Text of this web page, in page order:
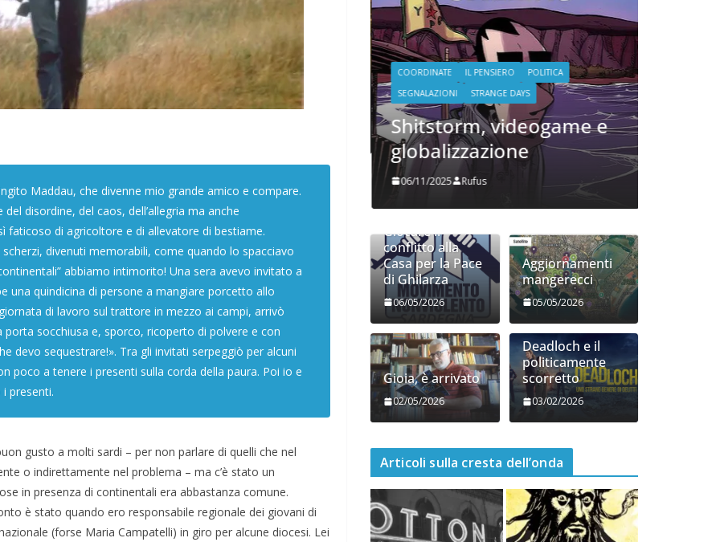
Maddau, che divenne mio grande amico e compare.
disordine, del caos, dell’allegria ma anche
faticoso di agricoltore e di allevatore di bestiame.
divenuti memorabili, come quando lo spacciavo
abbiamo intimorito! Una sera avevo invitato a
una quindicina di persone a mangiare porcetto allo
di lavoro sul trattore in mezzo ai campi, arrivò
socchiusa e, sporco, ricoperto di polvere e con
devo sequestrare!». Tra gli invitati serpeggiò per alcuni
poco a tenere i presenti sulla corda della paura. Poi io e
presenti.
gusto a molti sardi – per non parlare di quelli che nel
o indirettamente nel problema – ma c’è stato un
in presenza di continentali era abbastanza comune.
è stato quando ero responsabile regionale dei giovani di
(forse Maria Campatelli) in giro per alcune diocesi. Lei
COORDINATE IL PENSIERO
OPINIONI
POLITICA
TESTI
Indiani e pionieri
COORDINATE IL PENSIERO
POLITICA
SEGNALAZIONI
STRANGE DAYS
Shitstorm, videogame e
globalizzazione
06/11/2025 Rufus
Giocare il
conflitto alla
Casa per la Pace
di Ghilarza
06/05/2026
Aggiornamenti
mangerecci
05/05/2026
Gioia, è arrivato
02/05/2026
Deadloch e il
politicamente
scorretto
03/02/2026
Articoli sulla cresta dell’onda